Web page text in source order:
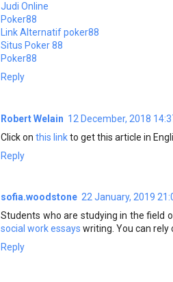
Judi Online
Poker88
Link Alternatif poker88
Situs Poker 88
Poker88
Reply
Robert Welain 12 December, 2018
Click on this linkto get this article in
Reply
sofia.woodstone 22 January, 2019
Students who are studying in the field
social work essays writing. You can rely
Reply